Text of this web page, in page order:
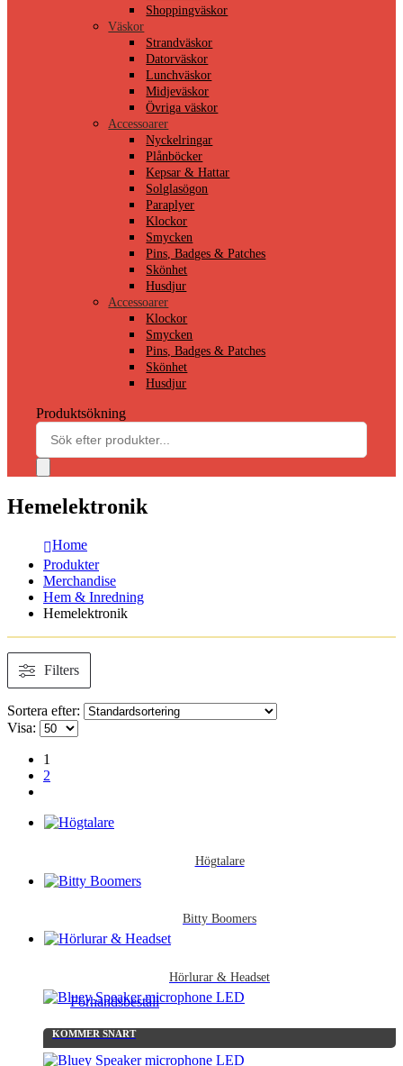
Shoppingväskor
Väskor
Strandväskor
Datorväskor
Lunchväskor
Midjeväskor
Övriga väskor
Accessoarer
Nyckelringar
Plånböcker
Kepsar & Hattar
Solglasögon
Paraplyer
Klockor
Smycken
Pins, Badges & Patches
Skönhet
Husdjur
Accessoarer
Klockor
Smycken
Pins, Badges & Patches
Skönhet
Husdjur
Produktsökning
Hemelektronik
Home
Produkter
Merchandise
Hem & Inredning
Hemelektronik
Filters
Sortera efter:
Visa:
1
2
Högtalare
Bitty Boomers
Hörlurar & Headset
KOMMER SNART
Förhandsbeställ